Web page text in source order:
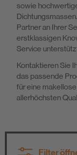
sowie
Partner an Ihrer
erstklassigen
Service
Kontaktieren Sie
das passende
für eine
allerhöchsten
Filter